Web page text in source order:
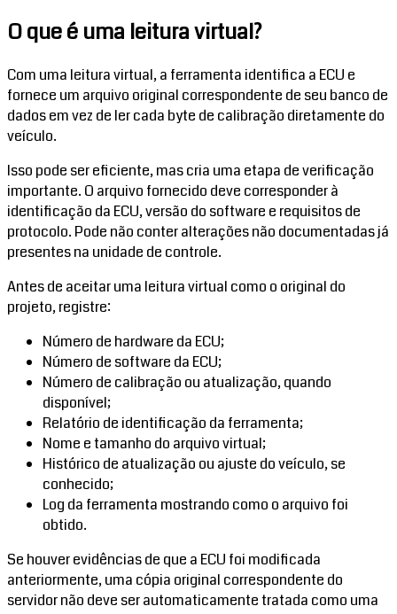
O que é uma leitura virtual?
Com uma leitura virtual, a ferramenta identifica a ECU e
fornece um arquivo original correspondente de seu banco de
dados em vez de ler cada byte de calibração diretamente do
veículo.
Isso pode ser eficiente, mas cria uma etapa de verificação
importante. O arquivo fornecido deve corresponder à
identificação da ECU, versão do software e requisitos de
protocolo. Pode não conter alterações não documentadas já
presentes na unidade de controle.
Antes de aceitar uma leitura virtual como o original do
projeto, registre:
Número de hardware da ECU;
Número de software da ECU;
Número de calibração ou atualização, quando
disponível;
Relatório de identificação da ferramenta;
Nome e tamanho do arquivo virtual;
Histórico de atualização ou ajuste do veículo, se
conhecido;
Log da ferramenta mostrando como o arquivo foi
obtido.
Se houver evidências de que a ECU foi modificada
anteriormente, uma cópia original correspondente do
servidor não deve ser automaticamente tratada como uma